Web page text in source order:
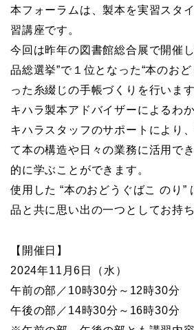
本フォーラムは、製本を実習スタ
習講座です。
今回は昨年の図書館総合展で開催
品総選挙”で１位となった“本のお
った糸綴じの手帳づくりを行います
キハラ製本アドバイザーによるわ
キハラスタッフのサポートにより
て本の構造や日々の業務に活用で
的に学ぶことができます。
使用した “本のおどうぐばこ のり”
品と共に思い出の一つとしてお持
【開催日】
2024年11月6日（水）
午前の部／10時30分～12時30分
午後の部／14時30分～16時30分